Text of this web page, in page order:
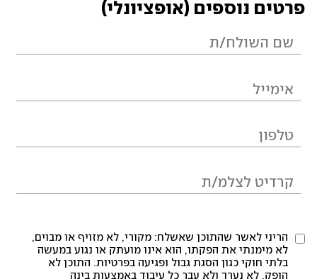
פרטים נוספים (אופציונלי)
הריני לאשר שהתוכן שאשלח: מקורי, לא מזויף או מבוים,
לא מימנתי את הפקתו, הוא אינו מועתק או נגוע במעשה
בלתי חוקי כגון הסגת גבול ופגיעה בפרטיות. התוכן לא
הופק, לא נערך ולא עבר כל עיבוד באמצעות בינה